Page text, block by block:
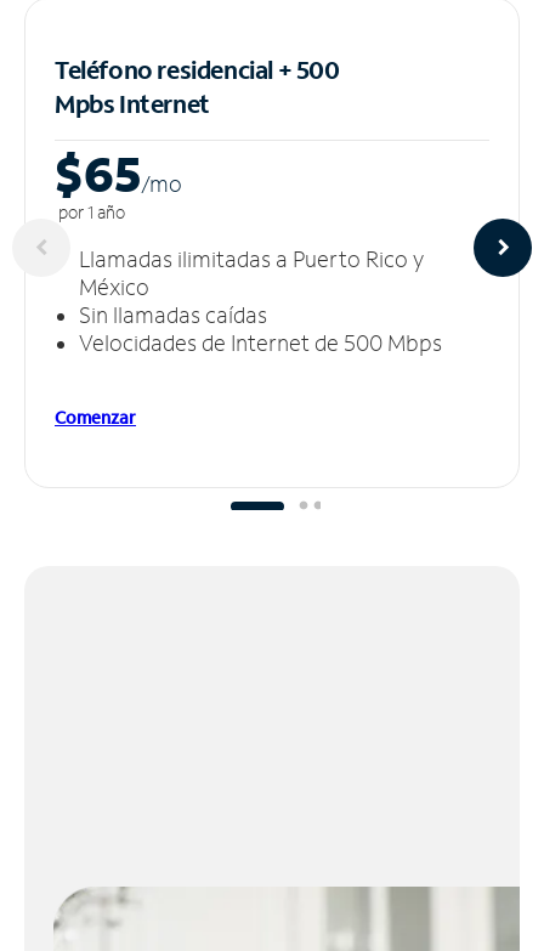
Teléfono residencial + 500
MpbsInternet
$65/mo
por 1 año
Llamadas ilimitadas a Puerto Rico y
México
Sin llamadas caídas
Velocidades de Internet de 500 Mbps
Comenzar